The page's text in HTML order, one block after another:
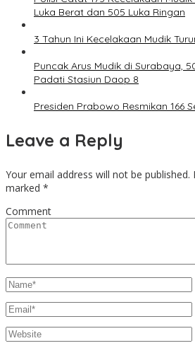
Luka Berat dan 505 Luka Ringan
3 Tahun Ini Kecelakaan Mudik
Puncak Arus Mudik di Surabaya,
Padati Stasiun Daop 8
Presiden Prabowo Resmikan 166
Leave a Reply
Your email address will not be published.
marked *
Comment